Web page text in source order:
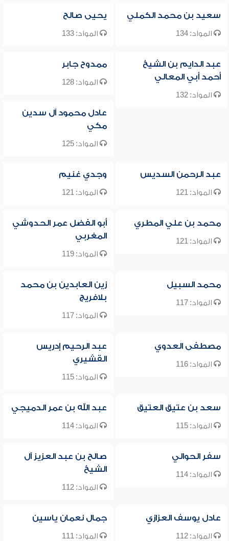
سعيد بن محمد الكملي
المواد: 134
يحيى صالح
المواد: 133
عبد الدايم بن الشيخ
أحمد أبي المعالي
المواد: 132
ممدوح جابر
المواد: 128
عادل محمود آل سدين
مكي
المواد: 125
عبد الرحمن السديس
المواد: 121
وجدي غنيم
المواد: 121
محمد بن علي المطري
المواد: 121
أبو الفضل عمر الحدوشي
المغربي
المواد: 119
محمد السبيل
المواد: 117
زين العابدين بن محمد
بلافريج
المواد: 117
مصطفى العدوي
المواد: 116
عبد الرحيم إدريس
القشيري
المواد: 115
سعد بن عتيق العتيق
المواد: 115
عبد الله بن عمر الدميجي
المواد: 114
سفر الحوالي
المواد: 114
صالح بن عبد العزيز آل
الشيخ
المواد: 112
عادل يوسف العزازي
المواد: 112
جمال نعمان ياسين
المواد: 111